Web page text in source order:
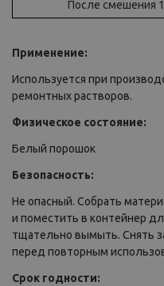
После смешения
Применение:
Используется при
ремонтных растворов.
Физическое состояние:
Белый порошок
Безопасность:
Не опасный. Собрать
и поместить в контейнер
тщательно вымыть. Снять
перед повторным
Срок годности: